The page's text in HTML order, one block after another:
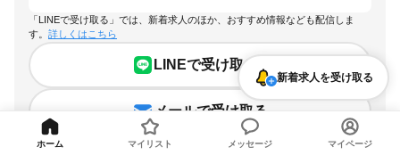
「LINEで受け取る」では、新着求人のほか、おすすめ情報なども配信しま
す。 詳しくはこちら
LINEで受け取る
メールで受け取る
新着求人を受け取る
ホーム マイリスト メッセージ マイページ